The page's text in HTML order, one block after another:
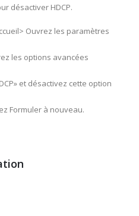
désactiver HDCP.
Ouvrez les paramètres
les options avancées
et désactivez cette option
Formuler à nouveau.